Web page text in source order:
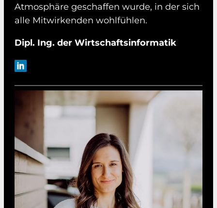
Atmosphäre geschaffen wurde, in der sich
alle Mitwirkenden wohlfühlen.
Dipl. Ing. der Wirtschaftsinformatik